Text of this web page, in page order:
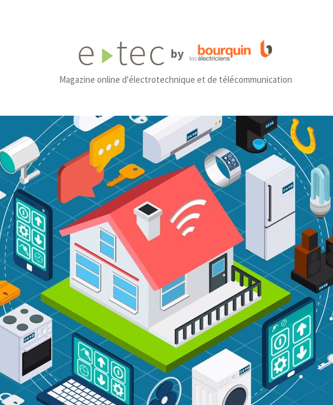
by
Magazine online d'électrotechnique et de télécommunication